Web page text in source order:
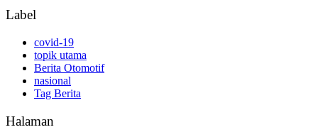
Label
covid-19
topik utama
Berita Otomotif
nasional
Tag Berita
Halaman